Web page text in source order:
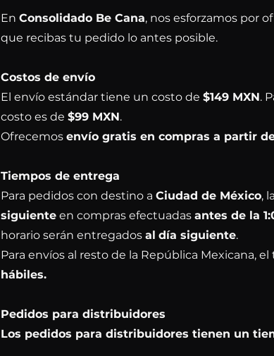
En Consolidado Be Cana, nos esforzamos por
que recibas tu pedido lo antes posible.
Costos de envío
El envío estándar tiene un costo de $149 MXN.
costo es de $99 MXN.
Ofrecemos envío gratis en compras a partir de
Tiempos de entrega
Para pedidos con destino a Ciudad de México,
siguiente en compras efectuadas antes de la
horario serán entregados al día siguiente.
Para envíos al resto de la República Mexicana,
hábiles.
Pedidos para distribuidores
Los pedidos para distribuidores tienen un